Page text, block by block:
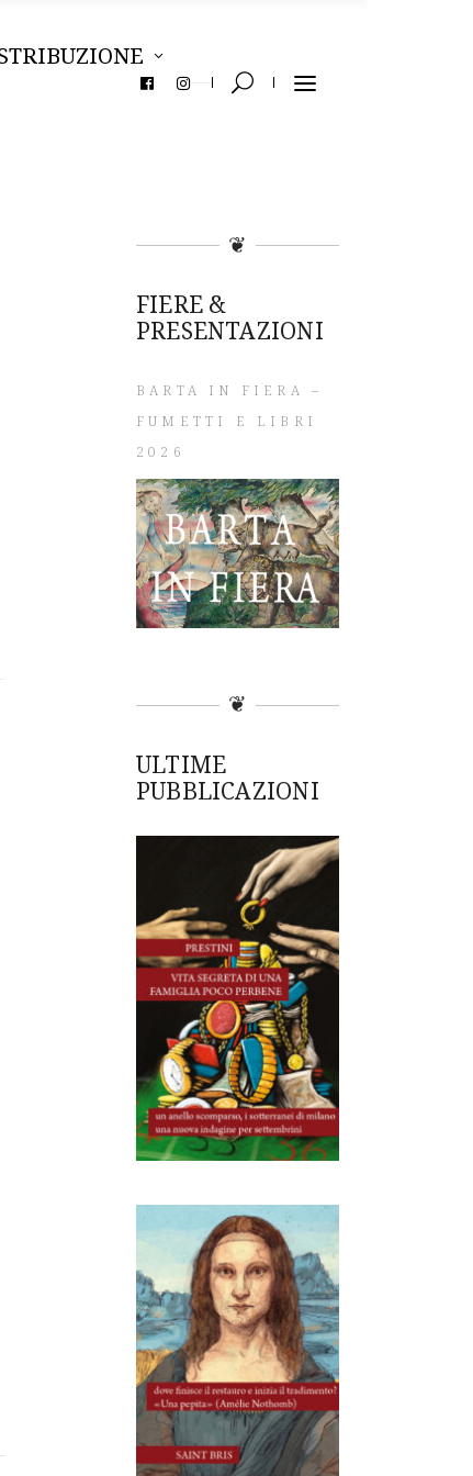
❦
FIERE &
PRESENTAZIONI
BARTA IN FIERA –
FUMETTI E LIBRI
2026
❦
ULTIME
PUBBLICAZIONI